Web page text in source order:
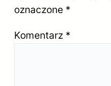
oznaczone *
Komentarz *